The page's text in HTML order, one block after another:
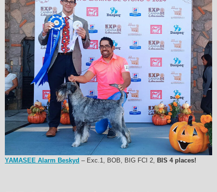
YAMASEE Alarm Beskyd – Exc.1, BOB, BIG FCI 2, BIS 4 places!